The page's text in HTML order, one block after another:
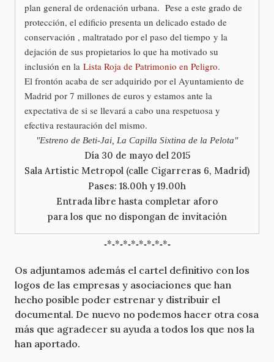
plan general de ordenación urbana. Pese a este grado de
protección, el edificio presenta un delicado estado de
conservación , maltratado por el paso del tiempo y la
dejación de sus propietarios lo que ha motivado su
inclusión en la Lista Roja de Patrimonio en Peligro.
El frontón acaba de ser adquirido por el Ayuntamiento de
Madrid por 7 millones de euros y estamos ante la
expectativa de si se llevará a cabo una respetuosa y
efectiva restauración del mismo.
"Estreno de Beti-Jai, La Capilla Sixtina de la Pelota"
Día 30 de mayo del 2015
Sala Artistic Metropol (calle Cigarreras 6, Madrid)
Pases: 18.00h y 19.00h
Entrada libre hasta completar aforo
para los que no dispongan de invitación
-*-*-*-*-*-*-*-*-
Os adjuntamos además el cartel definitivo con los
logos de las empresas y asociaciones que han
hecho posible poder estrenar y distribuir el
documental. De nuevo no podemos hacer otra cosa
más que agradecer su ayuda a todos los que nos la
han aportado.